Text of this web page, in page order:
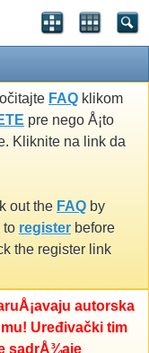
FAQ klikom
pre nego Å¡to
Kliknite na link da
out the FAQ by
to register before
the register link
autorska
Uređivački tim
sadrÅ¾aje